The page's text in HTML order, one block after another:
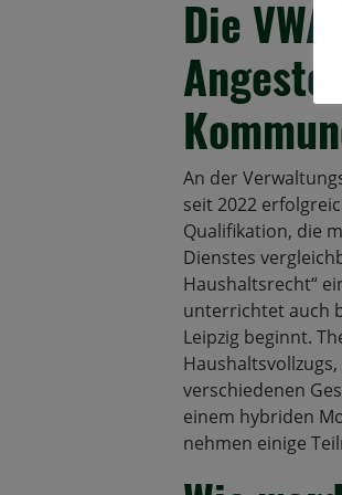
Die
An der
seit 2022
Qualifikation, die
Dienstes
Haushaltsrecht“
unterrichtet auch
Leipzig beginnt.
verschiedenen
einem hybriden
nehmen einige